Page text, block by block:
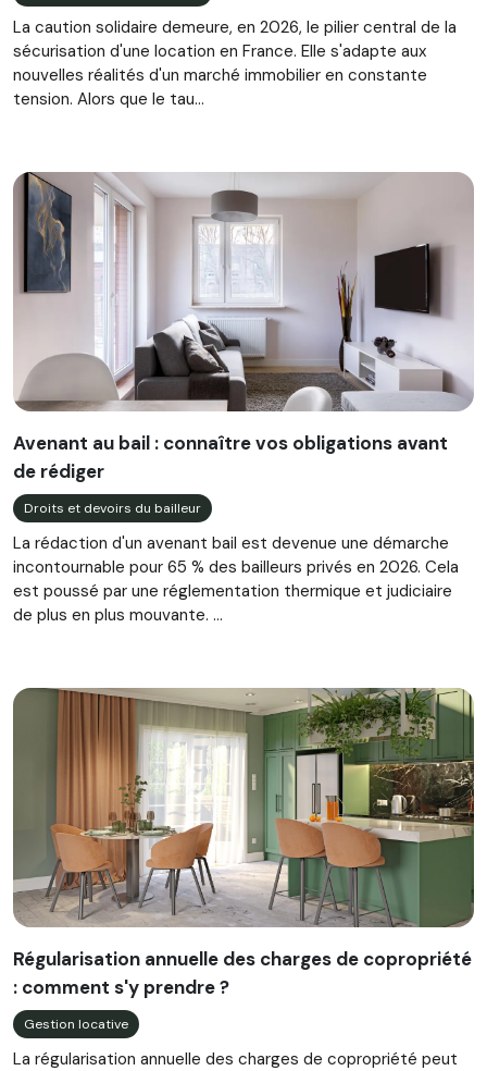
La caution solidaire demeure, en 2026, le pilier central de la
sécurisation d'une location en France. Elle s'adapte aux
nouvelles réalités d'un marché immobilier en constante
tension. Alors que le tau...
Avenant au bail : connaître vos obligations avant
de rédiger
Droits et devoirs du bailleur
La rédaction d'un avenant bail est devenue une démarche
incontournable pour 65 % des bailleurs privés en 2026. Cela
est poussé par une réglementation thermique et judiciaire
de plus en plus mouvante. ...
Régularisation annuelle des charges de copropriété
: comment s'y prendre ?
Gestion locative
La régularisation annuelle des charges de copropriété peut